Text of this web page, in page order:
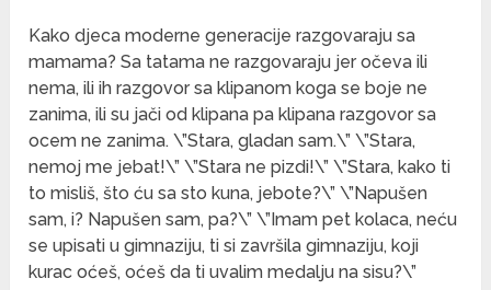
Kako djeca moderne generacije razgovaraju sa
mamama? Sa tatama ne razgovaraju jer očeva ili
nema, ili ih razgovor sa klipanom koga se boje ne
zanima, ili su jači od klipana pa klipana razgovor sa
ocem ne zanima. \”Stara, gladan sam.\” \”Stara,
nemoj me jebat!\” \”Stara ne pizdi!\” \”Stara, kako ti
to misliš, što ću sa sto kuna, jebote?\” \”Napušen
sam, i? Napušen sam, pa?\” \”Imam pet kolaca, neću
se upisati u gimnaziju, ti si završila gimnaziju, koji
kurac oćeš, oćeš da ti uvalim medalju na sisu?\”